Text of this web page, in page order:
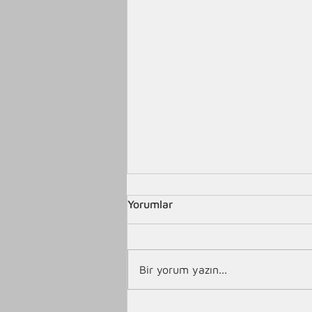
Kahvenin Tarihçesi
Yorumlar
Bir yorum yazın...